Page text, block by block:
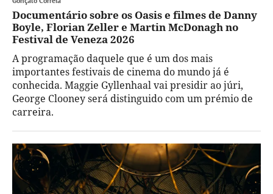
Documentário sobre os Oasis e filmes de Danny
Boyle, Florian Zeller e Martin McDonagh no
Festival de Veneza 2026
A programação daquele que é um dos mais
importantes festivais de cinema do mundo já é
conhecida. Maggie Gyllenhaal vai presidir ao júri,
George Clooney será distinguido com um prémio de
carreira.